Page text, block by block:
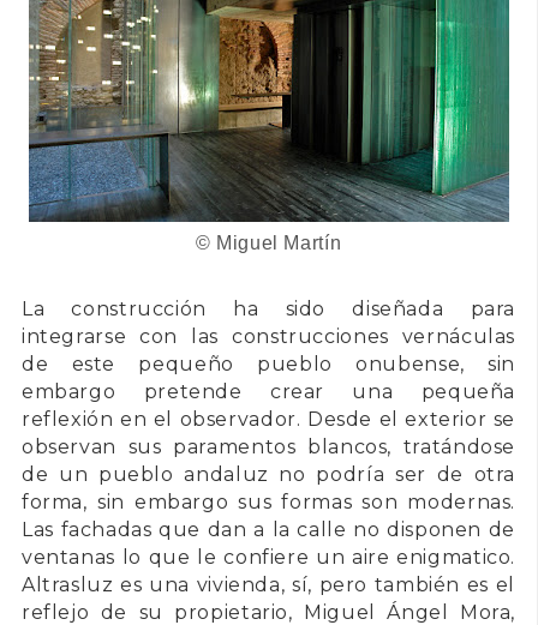
© Miguel Martín
La construcción ha sido diseñada para
integrarse con las construcciones vernáculas
de este pequeño pueblo onubense, sin
embargo pretende crear una pequeña
reflexión en el observador. Desde el exterior se
observan sus paramentos blancos, tratándose
de un pueblo andaluz no podría ser de otra
forma, sin embargo sus formas son modernas.
Las fachadas que dan a la calle no disponen de
ventanas lo que le confiere un aire enigmatico.
Altrasluz es una vivienda, sí, pero también es el
reflejo de su propietario, Miguel Ángel Mora,